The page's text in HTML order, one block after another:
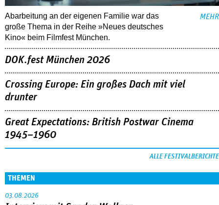
Abarbeitung an der eigenen Familie war das
große Thema in der Reihe »Neues deutsches
Kino« beim Filmfest München.
MEHR
DOK.fest München 2026
Crossing Europe: Ein großes Dach mit viel
drunter
Great Expectations: British Postwar Cinema
1945–1960
ALLE FESTIVALBERICHTE
THEMEN
03.08.2026